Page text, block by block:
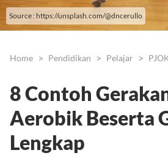
Source : https://unsplash.com/@dncerullo
Home Pendidikan Pelajar
8 Contoh
Aerobik Beserta
Lengkap